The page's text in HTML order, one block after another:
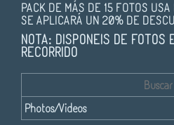
PACK DE MÁS DE 15 FOTOS USA
SE APLICARÁ UN 20% DE
NOTA: DISPONEIS DE FOTOS
RECORRIDO